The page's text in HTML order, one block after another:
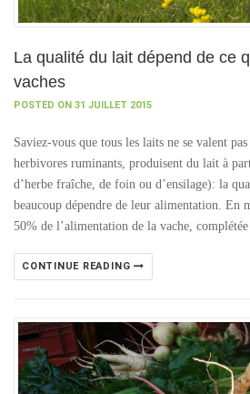
La qualité du lait dépend de ce
vaches
POSTED ON 31 JUILLET 2015
Saviez-vous que tous les laits ne se valent
herbivores ruminants, produisent du lait à
d’herbe fraîche, de foin ou d’ensilage): la
beaucoup dépendre de leur alimentation. En
50% de l’alimentation de la vache,
CONTINUE READING